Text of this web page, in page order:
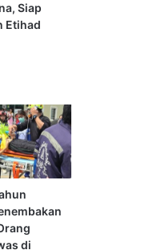
Siap
Etihad
di